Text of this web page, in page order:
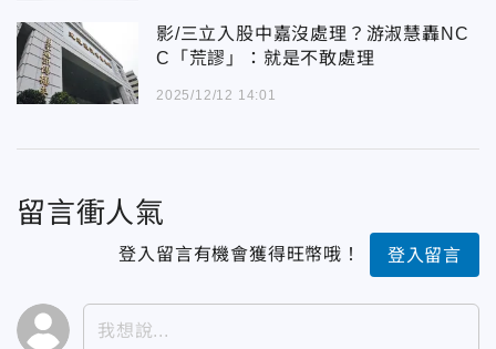
影/三立入股中嘉沒處理？游淑慧轟NC
C「荒謬」：就是不敢處理
2025/12/12 14:01
留言衝人氣
登入留言有機會獲得旺幣哦！ 登入留言